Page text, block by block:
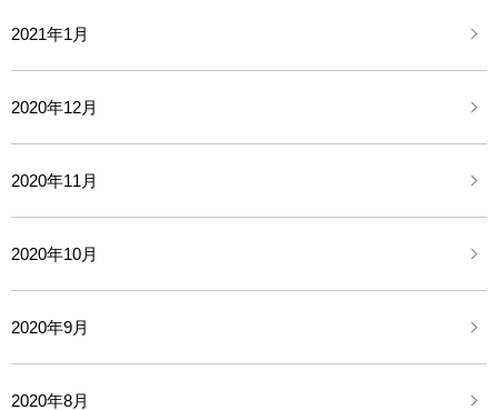
2021年1月
2020年12月
2020年11月
2020年10月
2020年9月
2020年8月